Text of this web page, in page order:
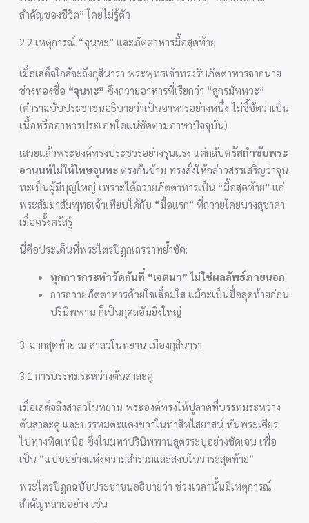
สำคัญของชีวิต” โดยไม่รู้ตัว
2.2 เหตุการณ์ “จุนทะ” และภัตตาหารมื้อสุดท้าย
เมื่อเสด็จใกล้จะถึงกุสินารา พระพุทธเจ้าทรงรับภัตตาหารจากนาย
ช่างทองชื่อ “จุนทะ” ซึ่งถวายอาหารที่เรียกว่า “สูกรมัททวะ”
(ตำราฉบับประชาชนอธิบายว่าเป็นอาหารอย่างหนึ่ง ไม่ชี้ชัดว่าเป็น
เนื้อหรืออาหารประเภทใดแน่ชัดตามภาษาปัจจุบัน)
เสวยแล้วพระองค์ทรงประชวรอย่างรุนแรง แต่กลับตรัสกำชับพระ
อานนท์ไม่ให้โทษจุนทะ ตรงกันข้าม ทรงสั่งให้กล่าวสรรเสริญว่าจุน
ทะเป็นผู้มีบุญใหญ่ เพราะได้ถวายภัตตาหารเป็น “มื้อสุดท้าย” แก่
พระสัมมาสัมพุทธเจ้าเทียบได้กับ “มื้อแรก” ที่ถวายโดยนางสุชาดา
เมื่อครั้งตรัสรู้
นี่คือประเด็นที่พระไตรปิฎกเถรวาทย้ำชัด:
ทุกการกระทำวัดกันที่ “เจตนา” ไม่ใช่ผลลัพธ์ภายนอก
การถวายภัตตาหารด้วยใจเลื่อมใส แม้จะเป็นมื้อสุดท้ายก่อน
ปรินิพพาน ก็เป็นกุศลอันยิ่งใหญ่
3. ฉากสุดท้าย ณ สาลวโนทยาน เมืองกุสินารา
3.1 การบรรทมระหว่างต้นสาละคู่
เมื่อเสด็จถึงสาลวโนทยาน พระองค์ทรงให้ปูลาดที่บรรทมระหว่าง
ต้นสาละคู่ และบรรทมตะแคงขวาในท่าสีหไสยาสน์ หันพระเศียร
ไปทางทิศเหนือ ซึ่งในมหาปรินิพพานสูตรระบุอย่างชัดเจน เพื่อ
เป็น “แบบอย่างแห่งความสำรวมและสงบในวาระสุดท้าย”
พระไตรปิฎกฉบับประชาชนอธิบายว่า ช่วงเวลานั้นมีเหตุการณ์
สำคัญหลายอย่าง เช่น